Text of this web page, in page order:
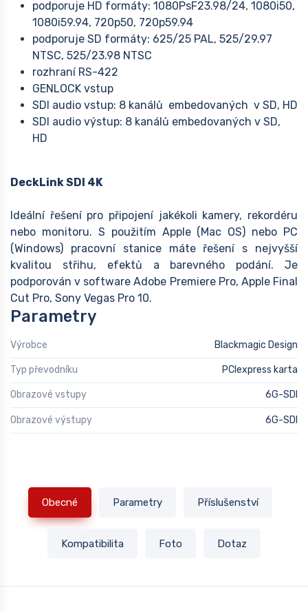
podporuje HD formáty: 1080PsF23.98/24, 1080i50,
1080i59.94, 720p50, 720p59.94
podporuje SD formáty: 625/25 PAL, 525/29.97
NTSC, 525/23.98 NTSC
rozhraní RS-422
GENLOCK vstup
SDI audio vstup: 8 kanálů embedovaných v SD, HD
SDI audio výstup: 8 kanálů embedovaných v SD,
HD
DeckLink SDI 4K
Ideální řešení pro připojení jakékoli kamery, rekordéru
nebo monitoru. S použitím Apple (Mac OS) nebo PC
(Windows) pracovní stanice máte řešení s nejvyšší
kvalitou střihu, efektů a barevného podání. Je
podporován v software Adobe Premiere Pro, Apple Final
Cut Pro, Sony Vegas Pro 10.
Parametry
Výrobce Blackmagic Design
Typ převodníku PCIexpress karta
Obrazové vstupy 6G-SDI
Obrazové výstupy 6G-SDI
Obecné Parametry Příslušenství
Kompatibilita Foto Dotaz